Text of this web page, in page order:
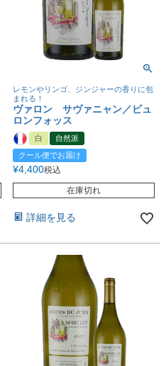
レモンやリンゴ、ジンジャーの香りに包
まれる！
ヴァロン サヴァニャン／ビュ
ロンフォッス
白
自然派
クール便でお届け
¥4,400税込
在庫切れ
詳細を見る